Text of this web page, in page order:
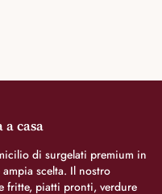
casa
di surgelati premium in
scelta. Il nostro
fritte, piatti pronti, verdure